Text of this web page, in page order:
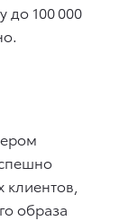
до 100 000
образа